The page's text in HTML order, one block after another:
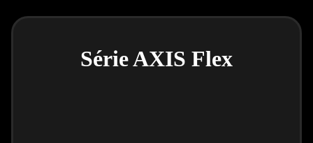
Série AXIS Flex